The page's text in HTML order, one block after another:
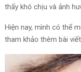
thấy khó chịu và ảnh
Hiện nay, mình có thể
tham khảo thêm bài